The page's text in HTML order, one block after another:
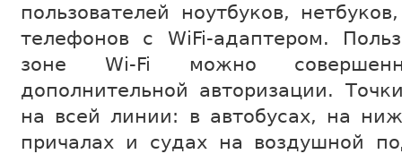
пользователей ноутбуков,
телефонов с WiFi-адаптером.
зоне Wi-Fi можно
дополнительной авторизации.
на всей линии: в автобусах, на
причалах и судах на воздушной